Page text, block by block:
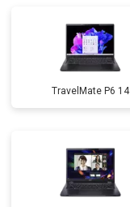
TravelMate P6 14